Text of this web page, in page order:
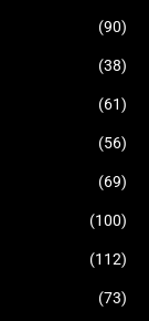
(90)
(38)
(61)
(56)
(69)
(100)
(112)
(73)